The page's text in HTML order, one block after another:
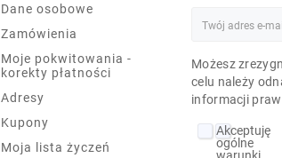
Dane osobowe
Zamówienia
Moje pokwitowania -
korekty płatności
Adresy
Kupony
Moja lista życzeń
Możesz
celu należy
informacji
Akceptuję
ogólne
warunki